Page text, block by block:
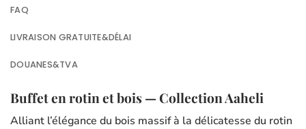
FAQ
LIVRAISON GRATUITE&DÉLAI
DOUANES&TVA
Buffet en rotin et bois — Collection Aaheli
Alliant l’élégance du bois massif à la délicatesse du rotin